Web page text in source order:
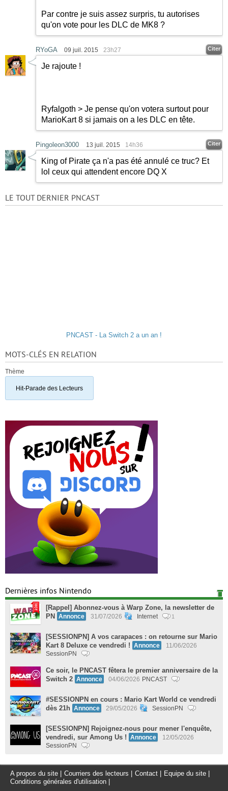
Par contre je suis assez surpris, tu autorises
qu'on vote pour les DLC de MK8 ?
RYoGA 09 juil. 2015 23h27 Citer
Je rajoute !
Ryfalgoth > Je pense qu'on votera surtout pour
MarioKart 8 si jamais on a les DLC en tête.
Pingoleon3000 13 juil. 2015 14h36 Citer
King of Pirate ça n'a pas été annulé ce truc? Et
lol ceux qui attendent encore DQ X
LE TOUT DERNIER PNCAST
PNCAST - La Switch 2 a un an !
MOTS-CLÉS EN RELATION
Thème
Hit-Parade des Lecteurs
Dernières infos Nintendo
[Rappel] Abonnez-vous à Warp Zone, la newsletter de
PN
Annonce 31/07/2026 Internet 1
[SESSIONPN] A vos carapaces : on retourne sur Mario
Kart 8 Deluxe ce vendredi !
Annonce
11/06/2026
SessionPN
Ce soir, le PNCAST fêtera le premier anniversaire de la
Switch 2 Annonce 04/06/2026 PNCAST
#SESSIONPN en cours : Mario Kart World ce vendredi
dès 21h Annonce 29/05/2026 SessionPN
[SESSIONPN] Rejoignez-nous pour mener l'enquête,
vendredi, sur Among Us !
Annonce
12/05/2026
SessionPN
A propos du site Courriers des lecteurs Contact Equipe du site
Conditions générales d'utilisation